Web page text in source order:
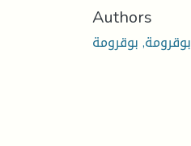
Authors
بوقرومة, بوقرومة